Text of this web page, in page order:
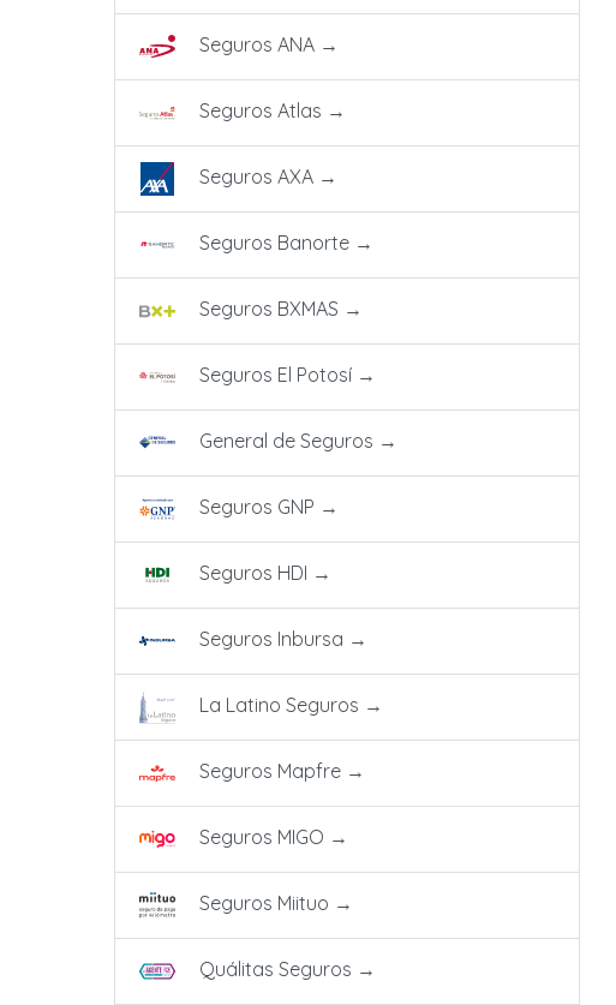
Seguros ANA →
Seguros Atlas →
Seguros AXA →
Seguros Banorte →
Seguros BXMAS →
Seguros El Potosí →
General de Seguros →
Seguros GNP →
Seguros HDI →
Seguros Inbursa →
La Latino Seguros →
Seguros Mapfre →
Seguros MIGO →
Seguros Miituo →
Quálitas Seguros →